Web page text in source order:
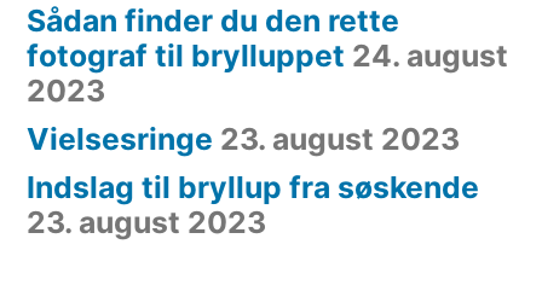
Sådan finder du den rette
fotograf til brylluppet 24. august
2023
Vielsesringe 23. august 2023
Indslag til bryllup fra søskende
23. august 2023